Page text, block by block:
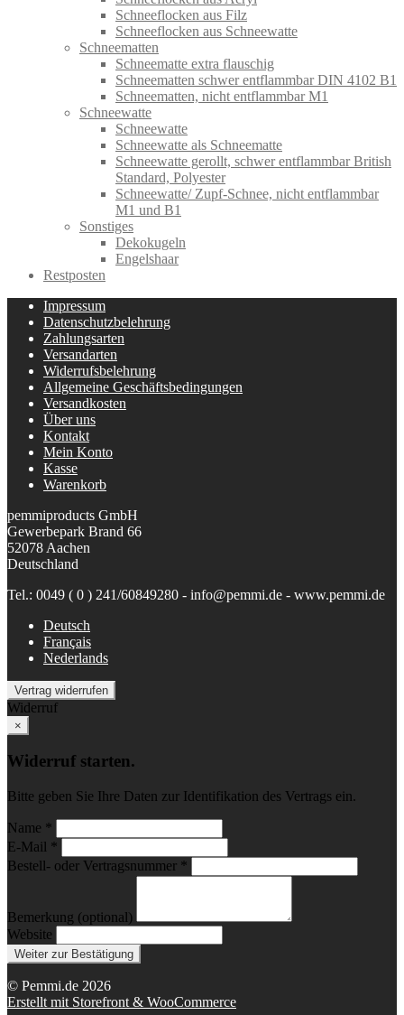
Schneeflocken aus Filz
Schneeflocken aus Schneewatte
Schneematten
Schneematte extra flauschig
Schneematten schwer entflammbar DIN 4102 B1
Schneematten, nicht entflammbar M1
Schneewatte
Schneewatte
Schneewatte als Schneematte
Schneewatte gerollt, schwer entflammbar British
Standard, Polyester
Schneewatte/ Zupf-Schnee, nicht entflammbar
M1 und B1
Sonstiges
Dekokugeln
Engelshaar
Restposten
Impressum
Datenschutzbelehrung
Zahlungsarten
Versandarten
Widerrufsbelehrung
Allgemeine Geschäftsbedingungen
Versandkosten
Über uns
Kontakt
Mein Konto
Kasse
Warenkorb
pemmiproducts GmbH
Gewerbepark Brand 66
52078 Aachen
Deutschland
Tel.: 0049 ( 0 ) 241/60849280 - info@pemmi.de - www.pemmi.de
Deutsch
Français
Nederlands
Vertrag widerrufen
Widerruf
×
Widerruf starten.
Bitte geben Sie Ihre Daten zur Identifikation des Vertrags ein.
Name *
E-Mail *
Bestell- oder Vertragsnummer *
Bemerkung (optional)
Website
Weiter zur Bestätigung
© Pemmi.de 2026
Erstellt mit Storefront & WooCommerce